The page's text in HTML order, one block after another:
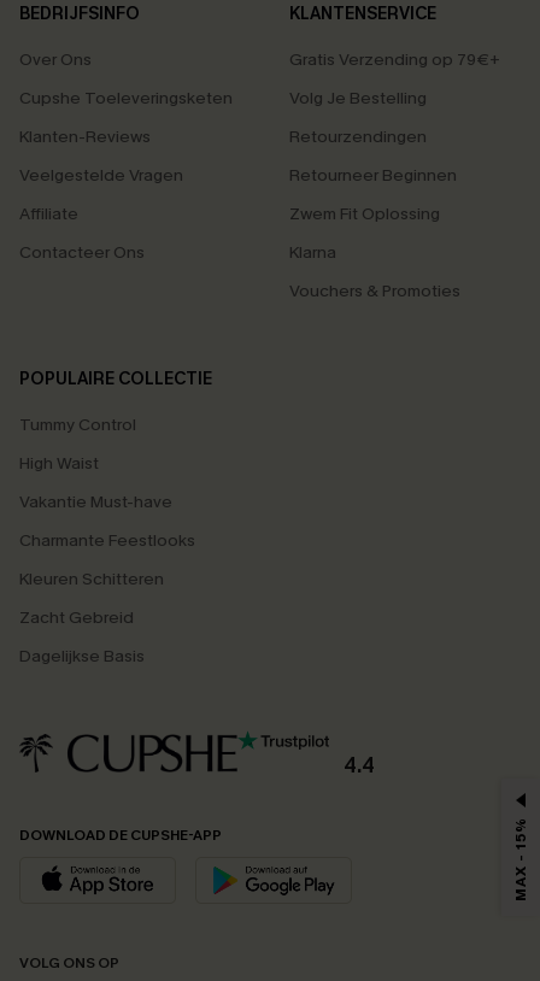
BEDRIJFSINFO
Over Ons
Cupshe Toeleveringsketen
Klanten-Reviews
Veelgestelde Vragen
Affiliate
Contacteer Ons
KLANTENSERVICE
Gratis Verzending op 79€+
Volg Je Bestelling
Retourzendingen
Retourneer Beginnen
Zwem Fit Oplossing
Klarna
Vouchers & Promoties
POPULAIRE COLLECTIE
Tummy Control
High Waist
Vakantie Must-have
Charmante Feestlooks
Kleuren Schitteren
Zacht Gebreid
Dagelijkse Basis
4.4
DOWNLOAD DE CUPSHE-APP
VOLG ONS OP
MAX - 15%